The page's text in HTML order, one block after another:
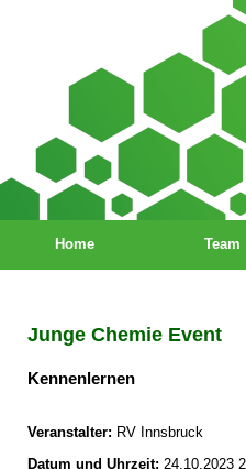
Home Team
Junge Chemie Event
Kennenlernen
Veranstalter: RV Innsbruck
Datum und Uhrzeit: 24.10.2023